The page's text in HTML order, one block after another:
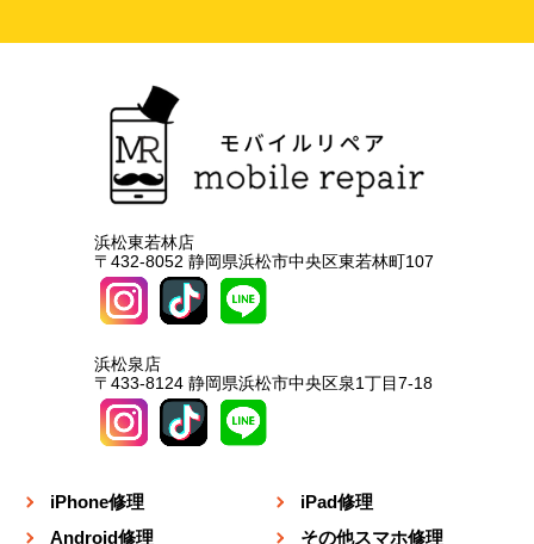
浜松東若林店
〒432-8052 静岡県浜松市中央区東若林町107
浜松泉店
〒433-8124 静岡県浜松市中央区泉1丁目7-18
iPhone修理
iPad修理
Android修理
その他スマホ修理